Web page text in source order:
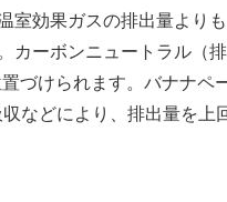
室効果ガスの排出量より
カーボンニュートラル（
づけられます。バナナペ
などにより、排出量を